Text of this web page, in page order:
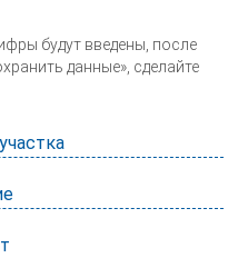
будут введены, после
данные», сделайте